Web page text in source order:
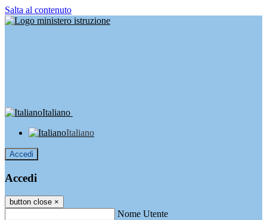
Salta al contenuto
Italiano
Italiano
Accedi
Accedi
button close ×
Nome Utente